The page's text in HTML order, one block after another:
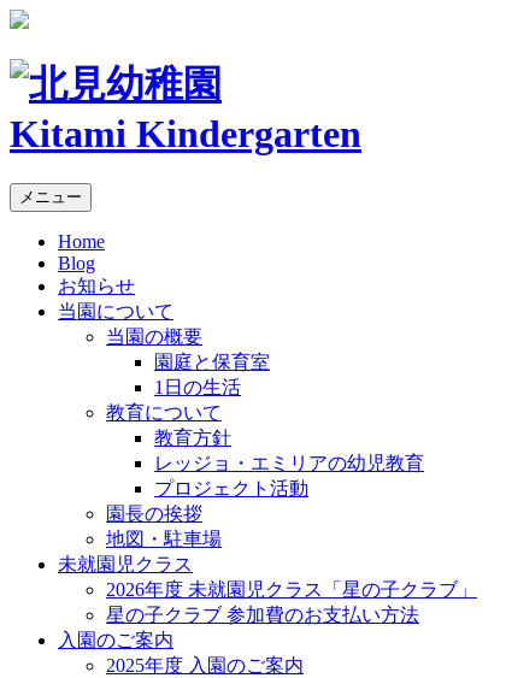
Kitami Kindergarten
メニュー
Home
Blog
お知らせ
当園について
当園の概要
園庭と保育室
1日の生活
教育について
教育方針
レッジョ・エミリアの幼児教育
プロジェクト活動
園長の挨拶
地図・駐車場
未就園児クラス
2026年度 未就園児クラス「星の子クラブ」
星の子クラブ 参加費のお支払い方法
入園のご案内
2025年度 入園のご案内